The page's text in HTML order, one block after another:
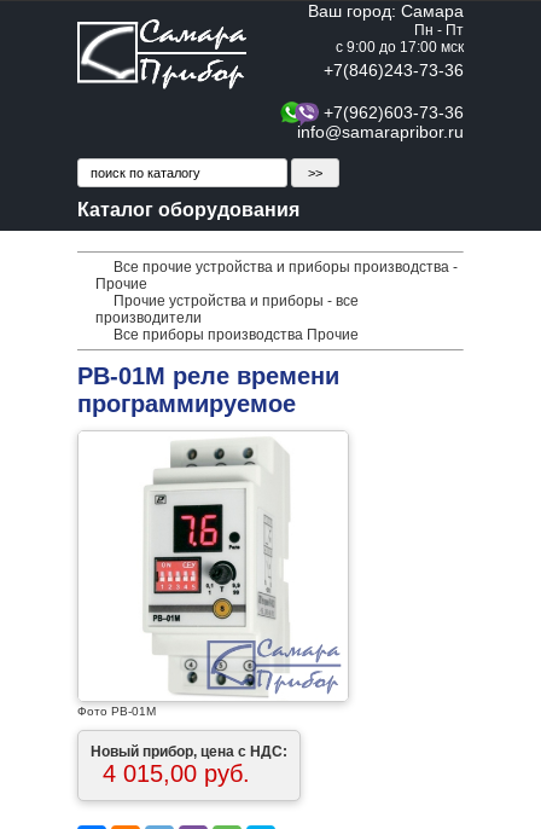
Ваш город: Самара
Пн - Пт
с 9:00 до 17:00 мск
+7(846)243-73-36
+7(962)603-73-36
info@samarapribor.ru
Каталог оборудования
Все прочие устройства и приборы производства -
Прочие
Прочие устройства и приборы - все
производители
Все приборы производства Прочие
РВ-01М реле времени
программируемое
Фото РВ-01М
Новый прибор, цена с НДС:
4 015,00 руб.